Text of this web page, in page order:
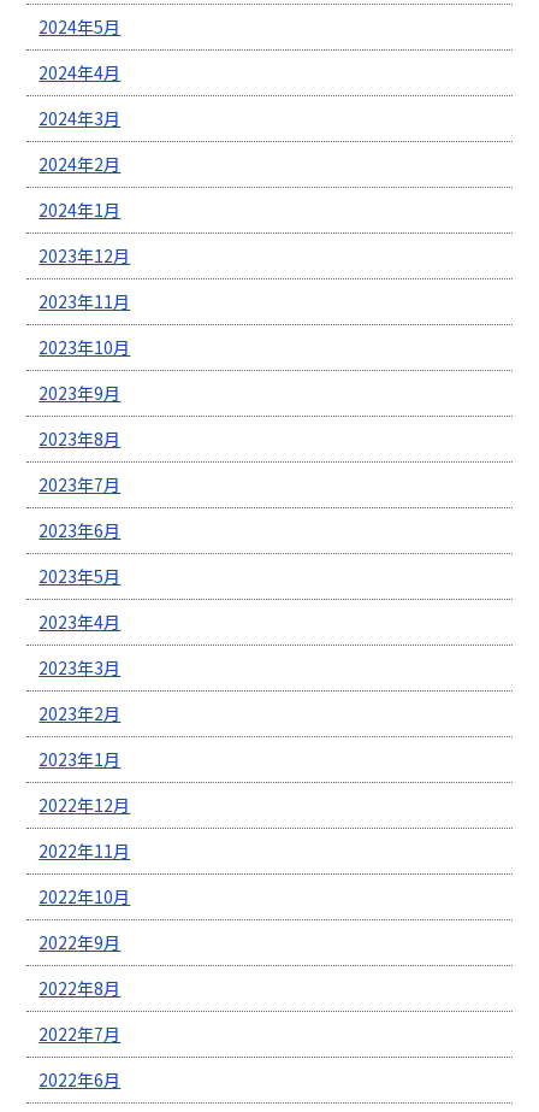
2024年5月
2024年4月
2024年3月
2024年2月
2024年1月
2023年12月
2023年11月
2023年10月
2023年9月
2023年8月
2023年7月
2023年6月
2023年5月
2023年4月
2023年3月
2023年2月
2023年1月
2022年12月
2022年11月
2022年10月
2022年9月
2022年8月
2022年7月
2022年6月